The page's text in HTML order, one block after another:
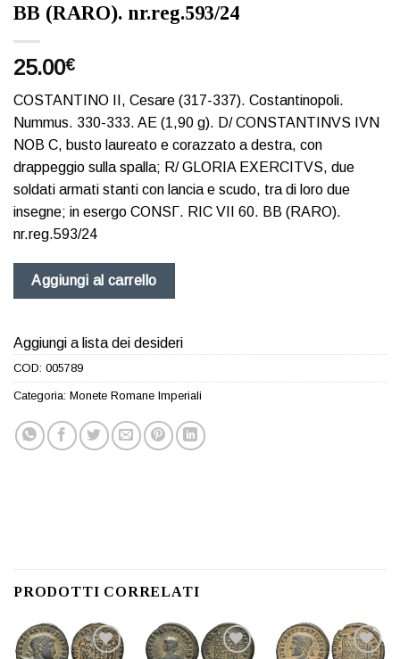
BB (RARO). nr.reg.593/24
25.00€
COSTANTINO II, Cesare (317-337). Costantinopoli.
Nummus. 330-333. AE (1,90 g). D/ CONSTANTINVS IVN
NOB C, busto laureato e corazzato a destra, con
drappeggio sulla spalla; R/ GLORIA EXERCITVS, due
soldati armati stanti con lancia e scudo, tra di loro due
insegne; in esergo CONSΓ. RIC VII 60. BB (RARO).
nr.reg.593/24
Aggiungi al carrello
Aggiungi a lista dei desideri
COD: 005789
Categoria: Monete Romane Imperiali
PRODOTTI CORRELATI